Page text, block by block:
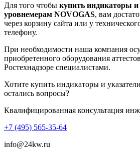
Для того чтобы купить индикаторы и
уровнемерам NOVOGAS, вам
через корзину сайта или у
телефону.
При необходимости наша компания
приобретенного оборудования
Ростехнадзоре специалистами.
Хотите купить индикаторы и
остались вопросы?
Квалифицированная консультация
+7 (495) 565-35-64
info@24kw.ru